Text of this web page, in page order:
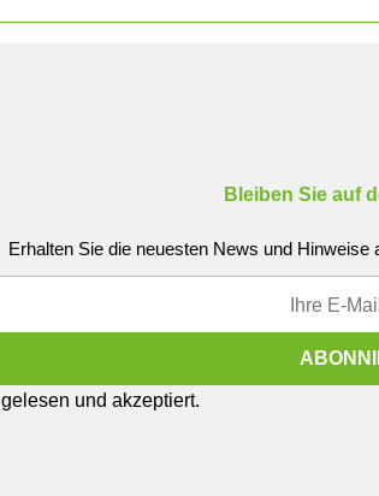
Bleiben Sie auf
Erhalten Sie die neuesten News und
gelesen und akzeptiert.